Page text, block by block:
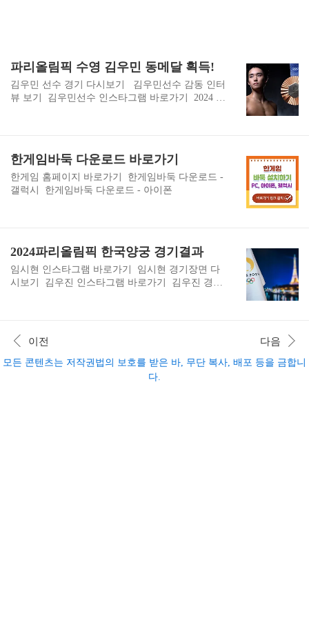
파리올림픽 수영 김우민 동메달 획득!
김우민 선수 경기 다시보기 김우민선수 감동 인터
뷰 보기 김우민선수 인스타그램 바로가기 2024 파
한게임바둑 다운로드 바로가기
한게임 홈페이지 바로가기 한게임바둑 다운로드 -
갤럭시 한게임바둑 다운로드 - 아이폰
2024파리올림픽 한국양궁 경기결과
임시현 인스타그램 바로가기 임시현 경기장면 다
시보기 김우진 인스타그램 바로가기 김우진 경기
이전 다음
모든 콘텐츠는 저작권법의 보호를 받은 바, 무단 복사, 배포 등을 금합니
다.